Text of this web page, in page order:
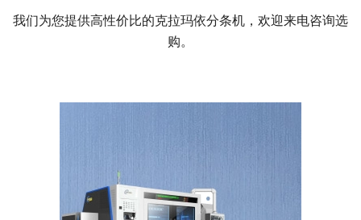
我们为您提供高性价比的克拉玛依分条机，欢迎来电咨询选
购。